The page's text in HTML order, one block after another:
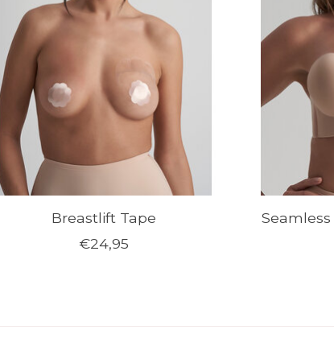
Breastlift Tape
€24,95